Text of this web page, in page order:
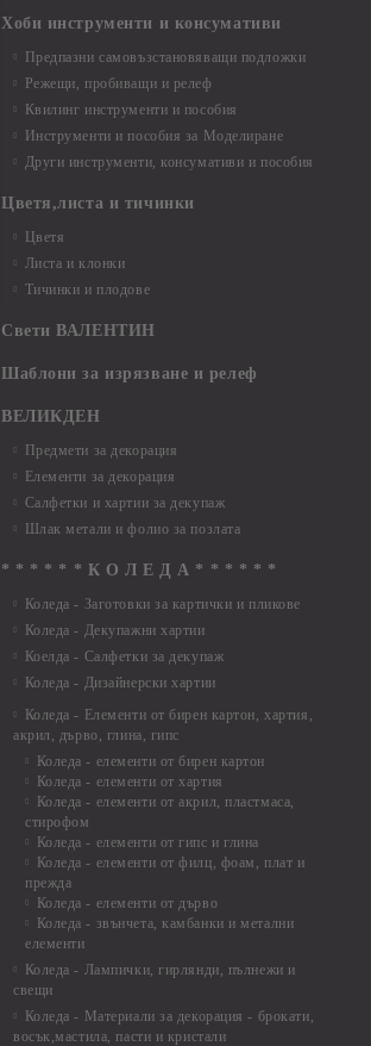
Хоби инструменти и консумативи
Предпазни самовъзстановяващи подложки
Режещи, пробиващи и релеф
Квилинг инструменти и пособия
Инструменти и пособия за Моделиране
Други инструменти, консумативи и пособия
Цветя,листа и тичинки
Цветя
Листа и клонки
Тичинки и плодове
Свети ВАЛЕНТИН
Шаблони за изрязване и релеф
ВЕЛИКДЕН
Предмети за декорация
Елементи за декорация
Салфетки и хартии за декупаж
Шлак метали и фолио за позлата
* * * * * * К О Л Е Д А * * * * * *
Коледа - Заготовки за картички и пликове
Коледа - Декупажни хартии
Коелда - Салфетки за декупаж
Коледа - Дизайнерски хартии
Коледа - Eлементи от бирен картон, хартия,
акрил, дърво, глина, гипс
Коледа - елементи от бирен картон
Коледа - елементи от хартия
Коледа - елементи от акрил, пластмаса,
стирофом
Коледа - елементи от гипс и глина
Коледа - елементи от филц, фоам, плат и
прежда
Коледа - елементи от дърво
Коледа - звънчета, камбанки и метални
елементи
Коледа - Лампички, гирлянди, пълнежи и
свещи
Коледа - Материали за декорация - брокати,
восък,мастила, пасти и кристали